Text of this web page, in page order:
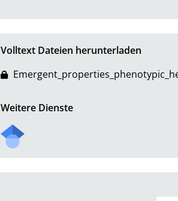
Volltext Dateien herunterladen
Weitere Dienste